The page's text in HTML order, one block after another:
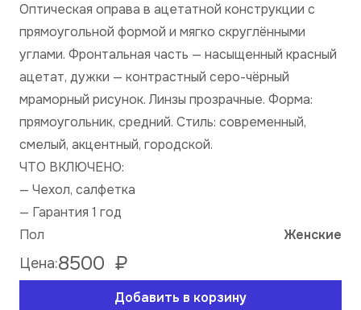
Оптическая оправа в ацетатной конструкции с
прямоугольной формой и мягко скруглёнными
углами. Фронтальная часть — насыщенный красный
ацетат, дужки — контрастный серо-чёрный
мраморный рисунок. Линзы прозрачные. Форма:
прямоугольник, средний. Стиль: современный,
смелый, акцентный, городской.
ЧТО ВКЛЮЧЕНО:
— Чехол, салфетка
— Гарантия 1 год
Пол
Женские
Цена:8500 ₽
Добавить в корзину